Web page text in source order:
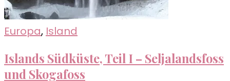
Europa, Island
Islands Südküste, Teil I – Seljalandsfoss
und Skogafoss